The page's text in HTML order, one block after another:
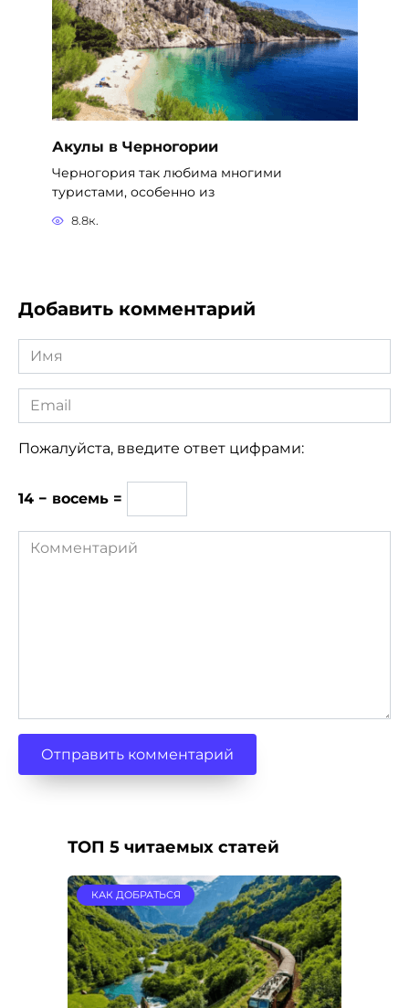
Акулы в Черногории
Черногория так любима многими
туристами, особенно из
8.8к.
Добавить комментарий
Имя
*
Email
*
Пожалуйста, введите ответ цифрами:
14 − восемь =
Комментарий
ТОП 5 читаемых статей
КАК ДОБРАТЬСЯ